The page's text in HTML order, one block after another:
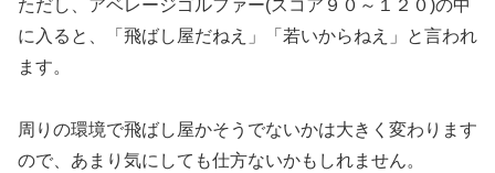
ただし、アベレージゴルファー(スコア９０～１２０)の中
に入ると、「飛ばし屋だねえ」「若いからねえ」と言われ
ます。
周りの環境で飛ばし屋かそうでないかは大きく変わります
ので、あまり気にしても仕方ないかもしれません。